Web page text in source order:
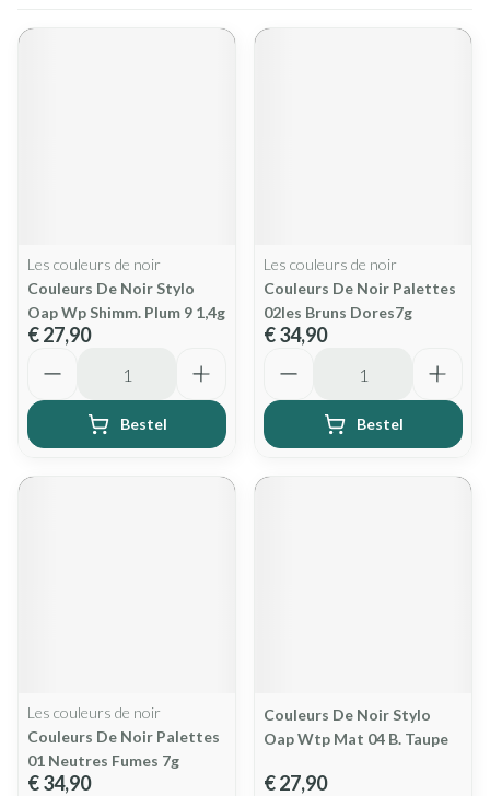
Les couleurs de noir
Couleurs De Noir Stylo
Oap Wp Shimm. Plum 9 1,4g
€ 27,90
Bestel
Les couleurs de noir
Couleurs De Noir Palettes
02les Bruns Dores7g
€ 34,90
Bestel
Les couleurs de noir
Couleurs De Noir Palettes
01 Neutres Fumes 7g
€ 34,90
Couleurs De Noir Stylo
Oap Wtp Mat 04 B. Taupe
€ 27,90